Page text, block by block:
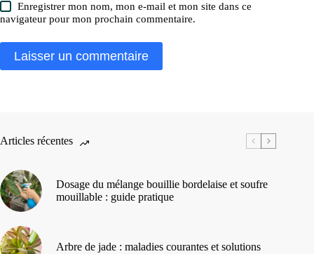
Enregistrer mon nom, mon e-mail et mon site dans ce
navigateur pour mon prochain commentaire.
Laisser un commentaire
Articles récentes
Dosage du mélange bouillie bordelaise et soufre
mouillable : guide pratique
Arbre de jade : maladies courantes et solutions